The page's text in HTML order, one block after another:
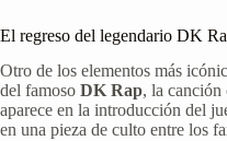
El regreso del legendario DK
Otro de los elementos más
del famoso DK Rap, la
aparece en la introducción del
en una pieza de culto entre los